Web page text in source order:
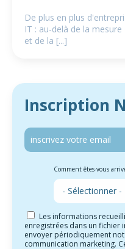
Inscription
Comment êtes-vous
Les informations
enregistrées dans un fichier
envoyer périodiquement
communication marketing.
De plus en plus
IT : au-delà de la
et de la [...]